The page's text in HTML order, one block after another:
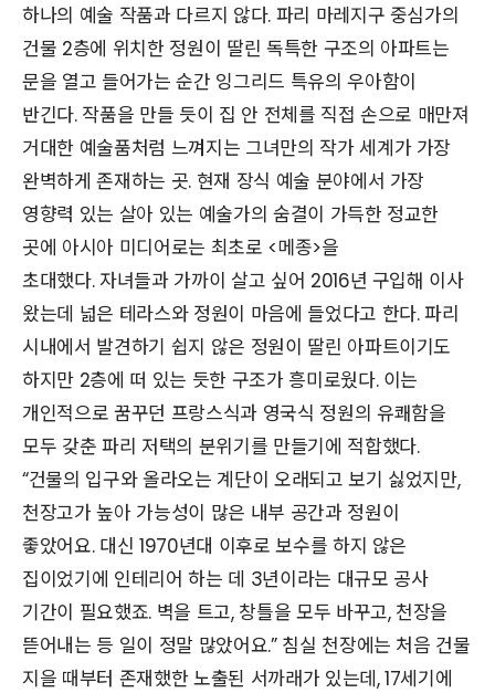
하나의 예술 작품과 다르지 않다. 파리 마레지구 중심가의
건물 2층에 위치한 정원이 딸린 독특한 구조의 아파트는
문을 열고 들어가는 순간 잉그리드 특유의 우아함이
반긴다. 작품을 만들 듯이 집 안 전체를 직접 손으로 매만져
거대한 예술품처럼 느껴지는 그녀만의 작가 세계가 가장
완벽하게 존재하는 곳. 현재 장식 예술 분야에서 가장
영향력 있는 살아 있는 예술가의 숨결이 가득한 정교한
곳에 아시아 미디어로는 최초로 <메종>을
초대했다. 자녀들과 가까이 살고 싶어 2016년 구입해 이사
왔는데 넓은 테라스와 정원이 마음에 들었다고 한다. 파리
시내에서 발견하기 쉽지 않은 정원이 딸린 아파트이기도
하지만 2층에 떠 있는 듯한 구조가 흥미로웠다. 이는
개인적으로 꿈꾸던 프랑스식과 영국식 정원의 유쾌함을
모두 갖춘 파리 저택의 분위기를 만들기에 적합했다.
“건물의 입구와 올라오는 계단이 오래되고 보기 싫었지만,
천장고가 높아 가능성이 많은 내부 공간과 정원이
좋았어요. 대신 1970년대 이후로 보수를 하지 않은
집이었기에 인테리어 하는 데 3년이라는 대규모 공사
기간이 필요했죠. 벽을 트고, 창틀을 모두 바꾸고, 천장을
뜯어내는 등 일이 정말 많았어요.” 침실 천장에는 처음 건물
지을 때부터 존재했한 노출된 서까래가 있는데, 17세기에